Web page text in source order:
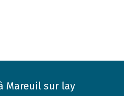
Mareuil sur lay